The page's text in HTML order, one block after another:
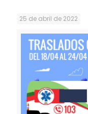
25 de abril de 2022